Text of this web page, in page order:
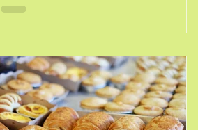
calmer une crise rapidement et
quotidien.